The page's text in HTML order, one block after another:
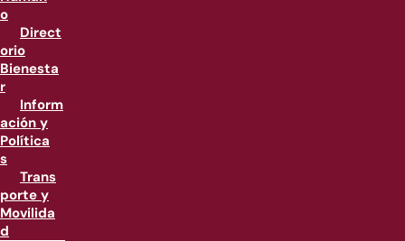
o
Direct
orio
Bienesta
r
Inform
ación y
Política
s
Trans
porte y
Movilida
d